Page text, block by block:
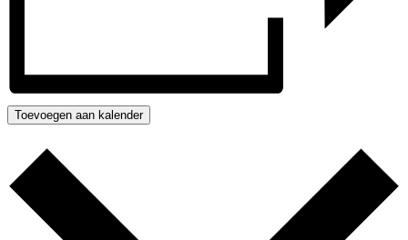
Toevoegen aan kalender